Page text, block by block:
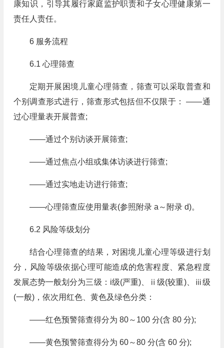
康知识，引导其履行家庭监护职责和子女心理健康第一
责任人责任。
6 服务流程
6.1 心理筛查
定期开展困境儿童心理筛查，筛查可以采取普查和
个别调查形式进行，筛查形式包括但不仅限于： ——通
过心理量表开展普查;
——通过个别访谈开展筛查;
——通过焦点小组或集体访谈进行筛查;
——通过实地走访进行筛查;
——心理筛查应使用量表(参照附录 a～附录 d)。
6.2 风险等级划分
结合心理筛查的结果，对困境儿童心理等级进行划
分，风险等级依据心理可能造成的危害程度、紧急程度
发展态势一般划分为三级：i级(严重)、ⅱ级(较重)、ⅲ级
(一般)，依次用红色、黄色及绿色分类：
——红色预警筛查得分为 80～100 分(含 80 分);
——黄色预警筛查得分为 60～80 分(含 60 分);